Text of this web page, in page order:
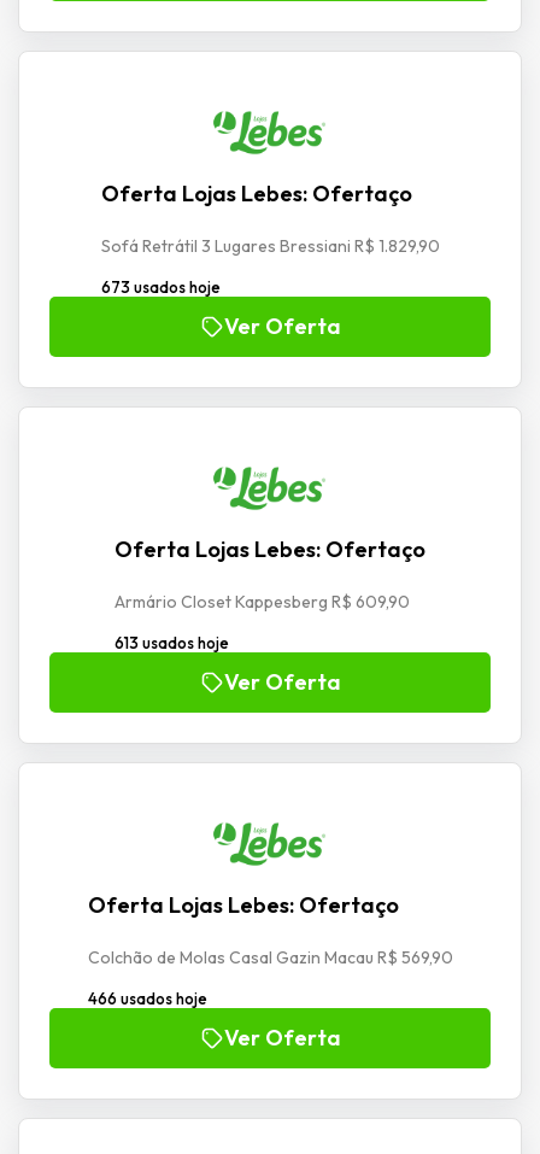
Oferta Lojas Lebes: Ofertaço
Sofá Retrátil 3 Lugares Bressiani R$ 1.829,90
673 usados hoje
Ver Oferta
Oferta Lojas Lebes: Ofertaço
Armário Closet Kappesberg R$ 609,90
613 usados hoje
Ver Oferta
Oferta Lojas Lebes: Ofertaço
Colchão de Molas Casal Gazin Macau R$ 569,90
466 usados hoje
Ver Oferta